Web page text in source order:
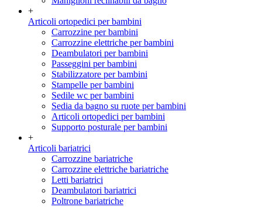
+
Articoli ortopedici per bambini
Carrozzine per bambini
Carrozzine elettriche per bambini
Deambulatori per bambini
Passeggini per bambini
Stabilizzatore per bambini
Stampelle per bambini
Sedile wc per bambini
Sedia da bagno su ruote per bambini
Articoli ortopedici per bambini
Supporto posturale per bambini
+
Articoli bariatrici
Carrozzine bariatriche
Carrozzine elettriche bariatriche
Letti bariatrici
Deambulatori bariatrici
Poltrone bariatriche